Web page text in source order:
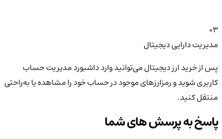
03
مدیریت دارایی دیجیتال
پس از خرید ارز دیجیتال می‌توانید وارد داشبورد مدیریت حساب
کاربری شوید و رمزارزهای موجود در حساب خود را مشاهده یا به‌راحتی
منتقل کنید.
پاسخ به پرسش های شما